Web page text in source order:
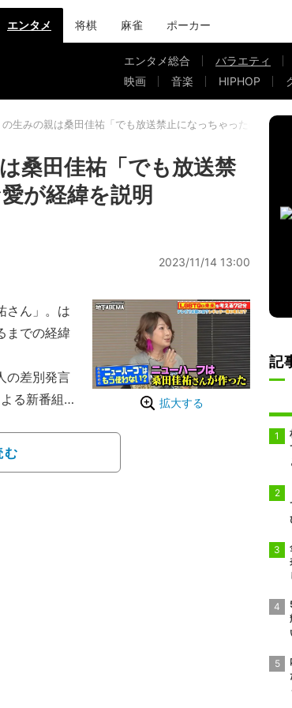
エンタメ 将棋 麻雀 ポーカー
エンタメ総合 バラエティ
映画
音楽 HIPHOP
の生みの親は桑田佳祐「でも放送禁止になっちゃったの」はる
桑田佳祐「でも放送禁
が経緯を説明
2023/11/14 13:00
拡大する
さん」。は
までの経緯
の差別発言
る新番組が
月12日
LGBTQを
む
記